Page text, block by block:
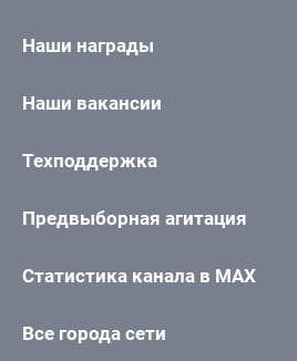
Наши награды
Наши вакансии
Техподдержка
Предвыборная агитация
Статистика канала в MAX
Все города сети